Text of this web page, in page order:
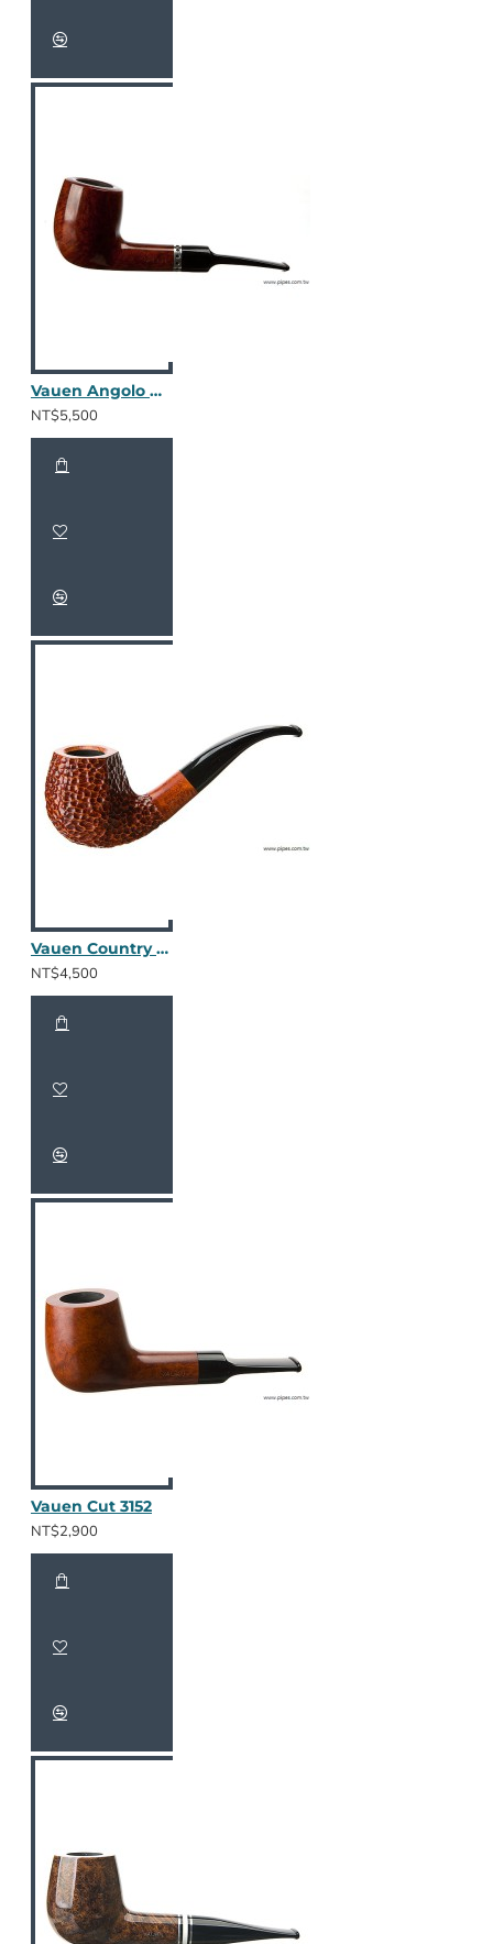
Vauen Angolo A368N
NT$5,500
Vauen Country CN406
NT$4,500
Vauen Cut 3152
NT$2,900